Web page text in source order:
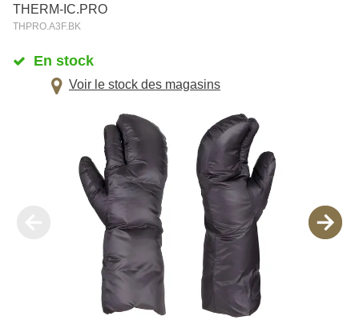
THERM-IC.PRO
THPRO.A3F.BK
En stock
Voir le stock des magasins